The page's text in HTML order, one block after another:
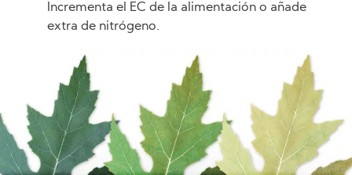
Incrementa el EC de la alimentación o añade
extra de nitrógeno.